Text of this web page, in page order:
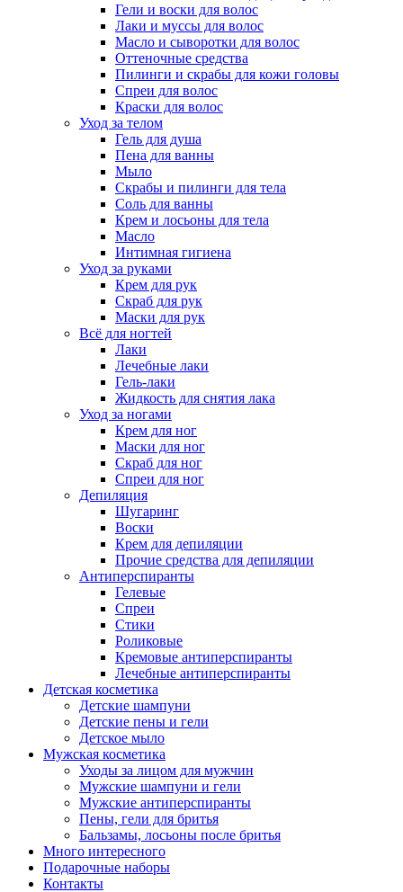
Гели и воски для волос
Лаки и муссы для волос
Масло и сыворотки для волос
Оттеночные средства
Пилинги и скрабы для кожи головы
Спреи для волос
Краски для волос
Уход за телом
Гель для душа
Пена для ванны
Мыло
Скрабы и пилинги для тела
Соль для ванны
Крем и лосьоны для тела
Масло
Интимная гигиена
Уход за руками
Крем для рук
Скраб для рук
Маски для рук
Всё для ногтей
Лаки
Лечебные лаки
Гель-лаки
Жидкость для снятия лака
Уход за ногами
Крем для ног
Маски для ног
Скраб для ног
Спреи для ног
Депиляция
Шугаринг
Воски
Крем для депиляции
Прочие средства для депиляции
Антиперспиранты
Гелевые
Спреи
Стики
Роликовые
Кремовые антиперспиранты
Лечебные антиперспиранты
Детская косметика
Детские шампуни
Детские пены и гели
Детское мыло
Мужская косметика
Уходы за лицом для мужчин
Мужские шампуни и гели
Мужские антиперспиранты
Пены, гели для бритья
Бальзамы, лосьоны после бритья
Много интересного
Подарочные наборы
Контакты